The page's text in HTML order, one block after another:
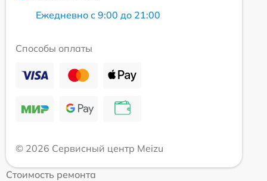
Ежедневно с 9:00 до 21:00
Способы оплаты
© 2026 Сервисный центр Meizu
Стоимость ремонта